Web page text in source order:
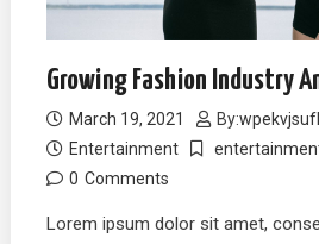
Growing Fashion Industry
March 19, 2021 By:
Entertainment
0 Comments
Lorem ipsum dolor sit amet,